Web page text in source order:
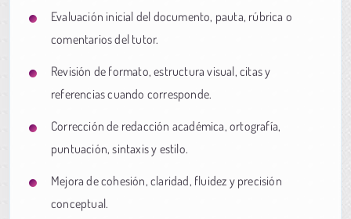
Evaluación inicial del documento, pauta, rúbrica o
comentarios del tutor.
Revisión de formato, estructura visual, citas y
referencias cuando corresponde.
Corrección de redacción académica, ortografía,
puntuación, sintaxis y estilo.
Mejora de cohesión, claridad, fluidez y precisión
conceptual.